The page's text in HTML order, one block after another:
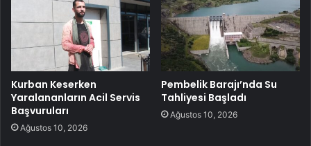
Kurban Keserken
Yaralananların Acil Servis
Başvuruları
Ağustos 10, 2026
Pembelik Barajı’nda Su
Tahliyesi Başladı
Ağustos 10, 2026